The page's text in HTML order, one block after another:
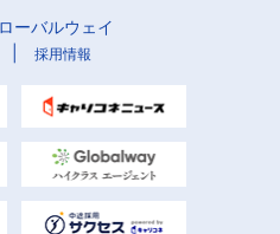
ーバルウェイ
採用情報